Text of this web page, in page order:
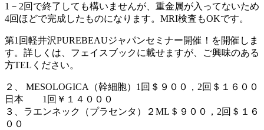
1－2回で終了しても構いませんが、重金属が入ってないため
4回ほどで完成したものになります。MRI検査もOKです。
第1回軽井沢PUREBEAUジャパンセミナー開催！を開催しま
す。詳しくは、フェイスブックに載せますが、ご興味のある
方TELください。
２、 MESOLOGICA（幹細胞）1回＄９００，2回＄１６００
日本 1回￥１４０００
３、ラエンネック（プラセンタ）２ML＄９００，2回＄１６
００